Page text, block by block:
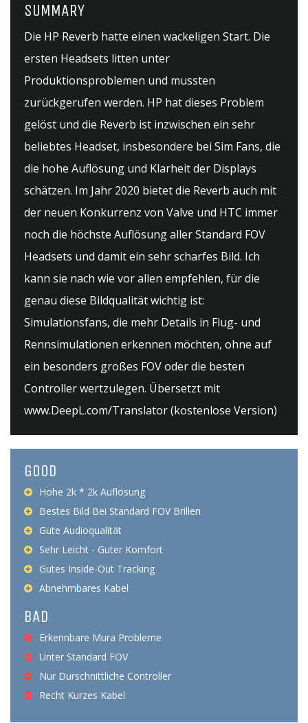
SUMMARY
Die HP Reverb hatte einen wackeligen Start. Die
ersten Headsets litten unter
Produktionsproblemen und mussten
zurückgerufen werden. HP hat dieses Problem
gelöst und die Reverb ist inzwischen ein sehr
beliebtes Headset, insbesondere bei Sim Fans, die
die hohe Auflösung und Klarheit der Displays
schätzen. Im Jahr 2020 bietet die Reverb auch mit
der neuen Konkurrenz von Valve und HTC immer
noch die höchste Auflösung aller Standard FOV
Headsets und damit ein sehr scharfes Bild. Ich
kann sie nach wie vor allen empfehlen, für die
genau diese Bildqualität wichtig ist:
Simulationsfans, die mehr Details in Flug- und
Rennsimulationen erkennen möchten, ohne auf
ein besonders großes FOV oder die besten
Controller wertzulegen. Übersetzt mit
www.DeepL.com/Translator (kostenlose Version)
GOOD
Hohe 2k * 2k Auflösung
Bestes Bild Bei Standard FOV Brillen
Gute Audioqualität
Sehr Leicht - Guter Komfort
Gutes Inside-Out Tracking
Abnehmbares Kabel
BAD
Erkennbare Mura Probleme
Unter Standard FOV
Nur Durschnittliche Controller
Recht Kurzes Kabel